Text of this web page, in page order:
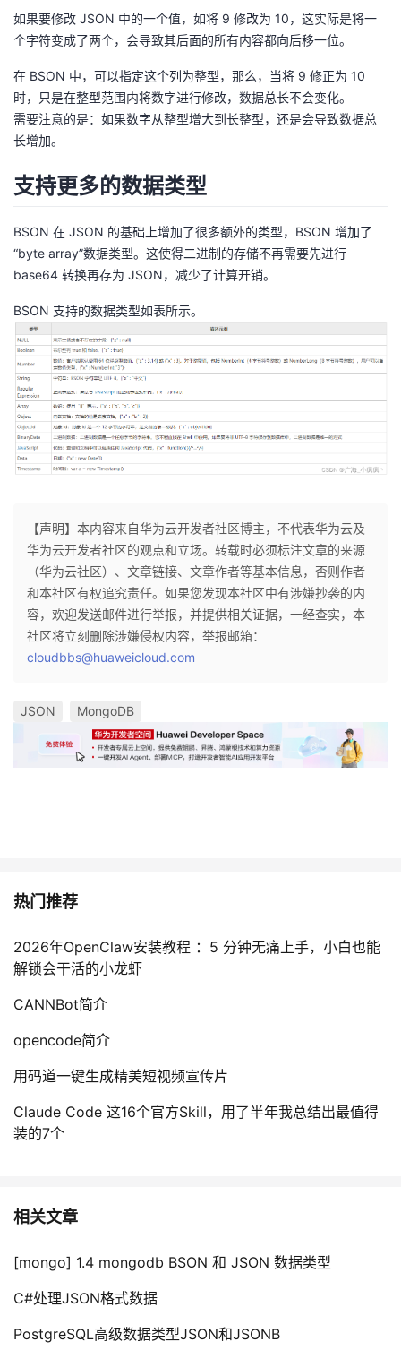
的
课
程
我
的
认
我
的
验
我
收
技
术
支
的
云
声
议
如果要修改 JSON 中的一个值，如将 9 修改为 10，这实际是将一
个字符变成了两个，会导致其后面的所有内容都向后移一位。
在 BSON 中，可以指定这个列为整型，那么，当将 9 修正为 10
时，只是在整型范围内将数字进行修改，数据总长不会变化。
需要注意的是：如果数字从整型增大到长整型，还是会导致数据总
长增加。
支持更多的数据类型
BSON 在 JSON 的基础上增加了很多额外的类型，BSON 增加了
“byte array”数据类型。这使得二进制的存储不再需要先进行
base64 转换再存为 JSON，减少了计算开销。
BSON 支持的数据类型如表所示。
【声明】本内容来自华为云开发者社区博主，不代表华为云及
华为云开发者社区的观点和立场。转载时必须标注文章的来源
（华为云社区）、文章链接、文章作者等基本信息，否则作者
和本社区有权追究责任。如果您发现本社区中有涉嫌抄袭的内
容，欢迎发送邮件进行举报，并提供相关证据，一经查实，本
社区将立刻删除涉嫌侵权内容，举报邮箱：
cloudbbs@huaweicloud.com
JSON MongoDB
热门推荐
2026年OpenClaw安装教程 ：5 分钟无痛上手，小白也能
解锁会干活的小龙虾
CANNBot简介
opencode简介
用码道一键生成精美短视频宣传片
Claude Code 这16个官方Skill，用了半年我总结出最值得
装的7个
相关文章
[mongo] 1.4 mongodb BSON 和 JSON 数据类型
C#处理JSON格式数据
PostgreSQL高级数据类型JSON和JSONB